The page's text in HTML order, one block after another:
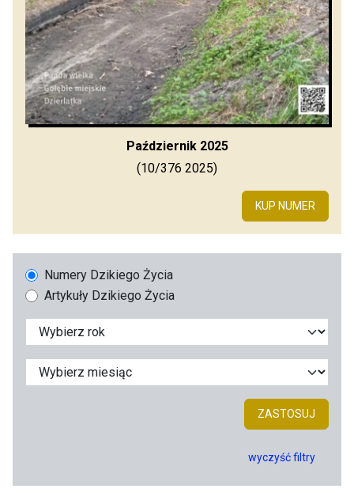
Październik 2025
(10/376 2025)
KUP NUMER
Numery Dzikiego Życia
Artykuły Dzikiego Życia
ZASTOSUJ
wyczyść filtry